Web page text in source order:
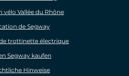
vélo Vallée du Rhône
de Segway
trottinette électrique
Segway kaufen
Hinweise